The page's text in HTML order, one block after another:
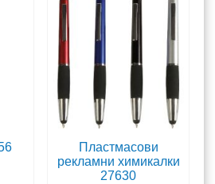
Пластмасови
рекламни химикалки
27630